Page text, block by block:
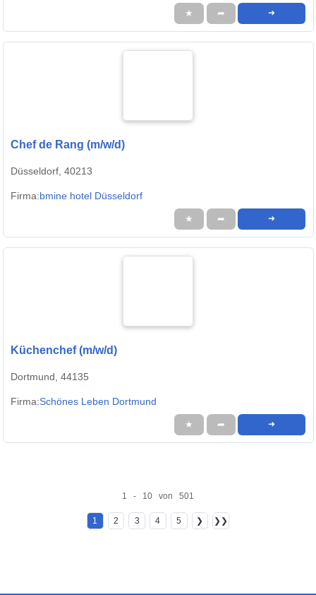
★ ➦ ➜
Chef de Rang (m/w/d)
Düsseldorf, 40213
Firma:bmine hotel Düsseldorf
★ ➦ ➜
Küchenchef (m/w/d)
Dortmund, 44135
Firma:Schönes Leben Dortmund
★ ➦ ➜
1 - 10 von 501
1 2 3 4 5 ❯ ❯❯